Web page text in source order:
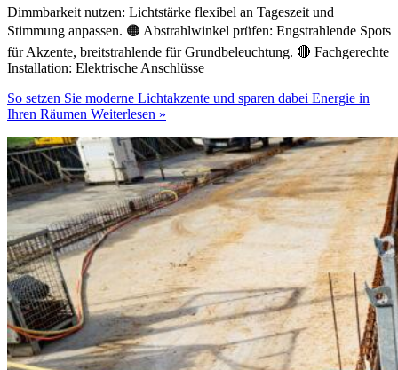
Dimmbarkeit nutzen: Lichtstärke flexibel an Tageszeit und
Stimmung anpassen. 🟠 Abstrahlwinkel prüfen: Engstrahlende Spots
für Akzente, breitstrahlende für Grundbeleuchtung. 🔴 Fachgerechte
Installation: Elektrische Anschlüsse
So setzen Sie moderne Lichtakzente und sparen dabei Energie in
Ihren Räumen Weiterlesen »